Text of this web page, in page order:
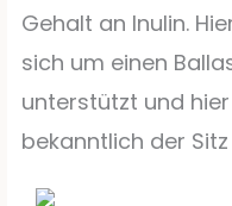
Gehalt an Inulin.
sich um einen
unterstützt und
bekanntlich der